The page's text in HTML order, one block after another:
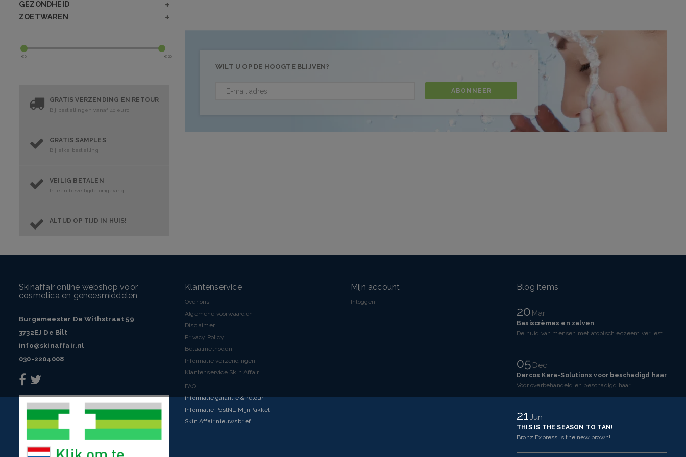
GEZONDHEID
ZOETWAREN
€0 € 20
GRATIS VERZENDING EN RETOUR
Bij bestellingen vanaf 40 euro
GRATIS SAMPLES
Bij elke bestelling
VEILIG BETALEN
In een beveiligde omgeving
ALTIJD OP TIJD IN HUIS!
WILT U OP DE HOOGTE BLIJVEN?
ABONNEER
Skinaffair online webshop voor
cosmetica en geneesmiddelen
Burgemeester De Withstraat 59
3732EJ De Bilt
info@skinaffair.nl
030-2204008
Klantenservice
Over ons
Algemene voorwaarden
Disclaimer
Privacy Policy
Betaalmethoden
Informatie verzendingen
Klantenservice Skin Affair
FAQ
Informatie garantie & retour
Informatie PostNL MijnPakket
Skin Affair nieuwsbrief
Mijn account
Inloggen
Blog items
20Mar
Basiscrèmes en zalven
De huid van mensen met atopisch eczeem verliest makkelijker vocht dan een gezonde huid. Dit komt doo
05Dec
Dercos Kera-Solutions voor beschadigd haar
Voor overbehandeld en beschadigd haar!
21Jun
THIS IS THE SEASON TO TAN!
Bronz'Express is the new brown!